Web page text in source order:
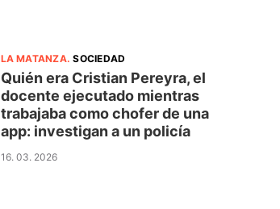
LA MATANZA.SOCIEDAD
Quién era Cristian Pereyra, el
docente ejecutado mientras
trabajaba como chofer de una
app: investigan a un policía
16. 03. 2026